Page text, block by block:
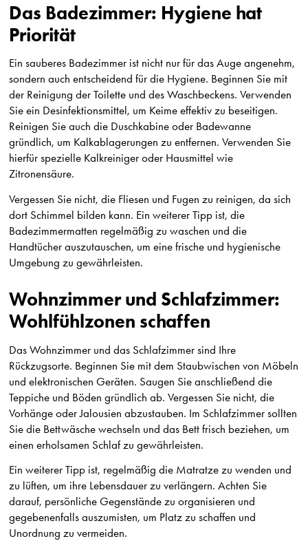
Das Badezimmer: Hygiene hat
Priorität
Ein sauberes Badezimmer ist nicht nur für das Auge angenehm,
sondern auch entscheidend für die Hygiene. Beginnen Sie mit
der Reinigung der Toilette und des Waschbeckens. Verwenden
Sie ein Desinfektionsmittel, um Keime effektiv zu beseitigen.
Reinigen Sie auch die Duschkabine oder Badewanne
gründlich, um Kalkablagerungen zu entfernen. Verwenden Sie
hierfür spezielle Kalkreiniger oder Hausmittel wie
Zitronensäure.
Vergessen Sie nicht, die Fliesen und Fugen zu reinigen, da sich
dort Schimmel bilden kann. Ein weiterer Tipp ist, die
Badezimmermatten regelmäßig zu waschen und die
Handtücher auszutauschen, um eine frische und hygienische
Umgebung zu gewährleisten.
Wohnzimmer und Schlafzimmer:
Wohlfühlzonen schaffen
Das Wohnzimmer und das Schlafzimmer sind Ihre
Rückzugsorte. Beginnen Sie mit dem Staubwischen von Möbeln
und elektronischen Geräten. Saugen Sie anschließend die
Teppiche und Böden gründlich ab. Vergessen Sie nicht, die
Vorhänge oder Jalousien abzustauben. Im Schlafzimmer sollten
Sie die Bettwäsche wechseln und das Bett frisch beziehen, um
einen erholsamen Schlaf zu gewährleisten.
Ein weiterer Tipp ist, regelmäßig die Matratze zu wenden und
zu lüften, um ihre Lebensdauer zu verlängern. Achten Sie
darauf, persönliche Gegenstände zu organisieren und
gegebenenfalls auszumisten, um Platz zu schaffen und
Unordnung zu vermeiden.